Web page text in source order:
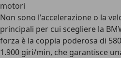
motori
Non sono l'accelerazione o la
principali per cui scegliere la
forza è la coppia poderosa di
1.900 giri/min, che garantisce